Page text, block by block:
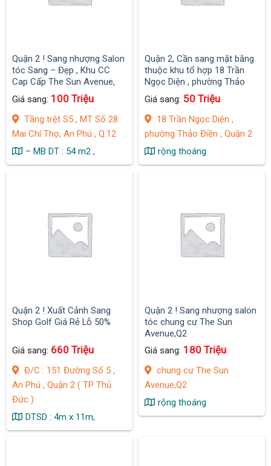
Quận 2 ! Sang nhượng Salon
tóc Sang – Đẹp , Khu CC
Cap Cấp The Sun Avenue,
Giá sang: 100 Triệu
Tầng trệt S5 , MT Số 28
Mai Chí Thọ, An Phú , Q.12
– MB DT : 54 m2 ,
Quận 2, Cần sang mặt bằng
thuộc khu tổ hợp 18 Trần
Ngọc Diện , phường Thảo
Điền ,
Giá sang: 50 Triệu
18 Trần Ngọc Diện ,
phường Thảo Điền , Quận 2
rộng thoáng
Quận 2 ! Xuất Cảnh Sang
Shop Golf Giá Rẻ Lỗ 50%
Giá sang: 660 Triệu
Đ/C : 151 Đường Số 5 ,
An Phú , Quận 2 ( TP Thủ
Đức )
DTSD : 4m x 11m,
Quận 2 ! Sang nhượng salon
tóc chung cư The Sun
Avenue,Q2
Giá sang: 180 Triệu
chung cư The Sun
Avenue,Q2
rộng thoáng